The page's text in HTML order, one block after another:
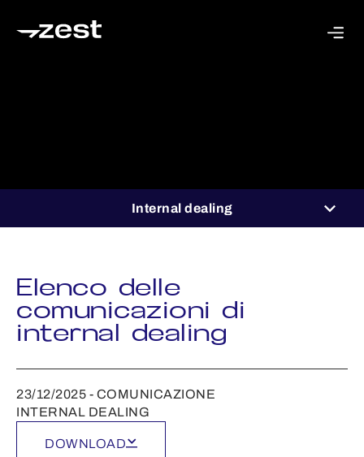
Internal dealing
Elenco delle
comunicazioni di
internal dealing
23/12/2025 - COMUNICAZIONE
INTERNAL DEALING
DOWNLOAD